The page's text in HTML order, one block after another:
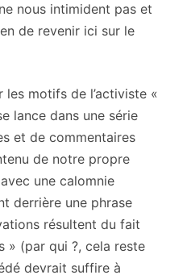
nous intimident pas et
de revenir ici sur le
motifs de l’activiste «
lance dans une série
et de commentaires
de notre propre
une calomnie
derrière une phrase
résultent du fait
» (par qui ?, cela reste
devrait suffire à